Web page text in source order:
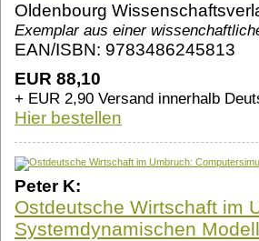
Oldenbourg
Exemplar aus einer
EAN/ISBN: 9783486245813
EUR 88,10
+ EUR 2,90 Versand innerhalb
Hier bestellen
Peter K:
Ostdeutsche Wirtschaft im
Systemdynamischen